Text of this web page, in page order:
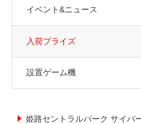
イベント&ニュース
入荷プライズ
設置ゲーム機
姫路セントラルパーク サイバ